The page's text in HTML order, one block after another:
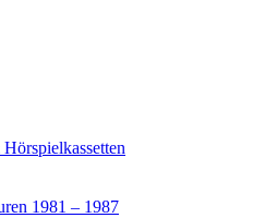
1981 – 1987